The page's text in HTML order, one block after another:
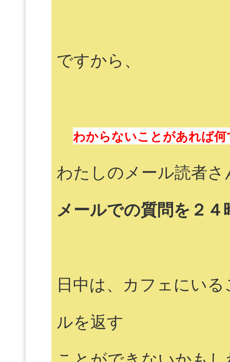
ですから、
わからないことがあれば
わたしのメール読者
メールでの質問を２４
日中は、カフェにい
ルを返す